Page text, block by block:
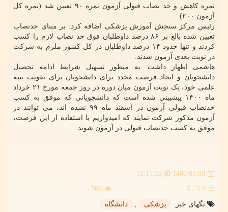
نمره کاهش و حد نصاب قبولی آزمون نمره ۹۰ تعیین شد (نمره کل
آزمون ۲۰۰).
رئیس مرکز سنجش آموزش پزشکی اضافه کرد: بر مبنای حدنصاب
تعیین شده بالغ بر ۸۶ درصد داوطلبان فوق حد نصاب لازم را کسب
کردند و تنها حدود ۱۴ درصد داوطلبان در کل کشور ملزم به شرکت
در نوبت بعدی آزمون شدند.
هاشمی اظهار داشت: به منظور تسهیل شرایط ادامه تحصیل
دانشجویان و ایجاد فرصت مجدد برای دانشجویان برای تقویت بنیه
علمی خود، یک نوبت آزمون میان دوره در روز جمعه مورخ ۲۱ خرداد
ماه ۱۴۰۰ پیشبینی شده است که دانشجویانی که موفق به کسب
حدنصاب قبولی آزمون در اسفند ماه ۹۹ نشده اند، می توانند در
آزمون مذکور شرکت نمایند که امیدواریم با استفاده از این فرصت،
موفق به کسب حدنصاب قبولی در آزمون شوند.
1400/01/08
12:11:22
5.0
/ 5
769
تگهای خبر:
پزشكی , دانشگاه